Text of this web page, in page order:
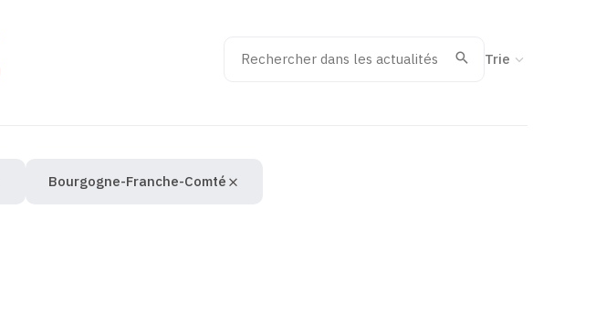
Recherche
ValiderTrier la recherche
Bourgogne-Franche-Comté